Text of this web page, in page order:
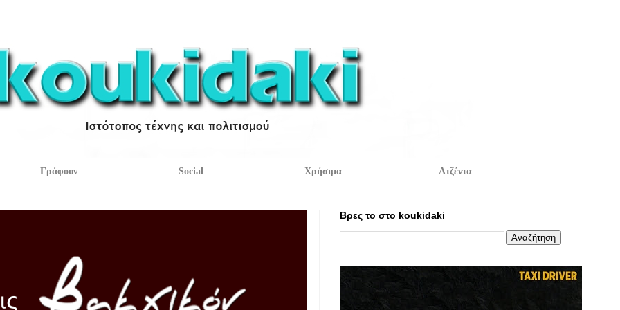
Γράφουν Social Χρήσιμα Ατζέντα
Βρες το στο koukidaki